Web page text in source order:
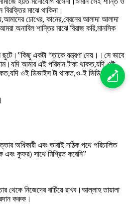
মাঝে থাকিনা।
চোখের, কানের,ব্রেনের আলাদা আলাদা
অনাবিল শান্তির মাঝে বিরাজ করি,মানসিক
ছুটে।”কিছু একটা “তাকে যন্ত্রণা দেয়।।সে ভাবে
আমার এই পরিমান টাকা থাকত,যদি এই
ওই ডিভাইস টা থাকত,ও-ই ভিডিও গেমস
অধিকারী এবং তারাই সঠিক পথে পরিচালিত
এবং কুফর) সাথে মিশ্রিত করেনি”
থেকে নিজেদের বাচিঁয়ে রাখব।আল্লাহ তায়ালা
করুক।